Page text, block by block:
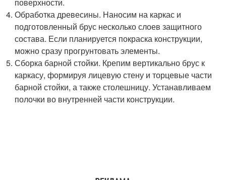
Обработка древесины. Наносим на каркас и
подготовленный брус несколько слоев защитного
состава. Если планируется покраска конструкции,
можно сразу прогрунтовать элементы.
Сборка барной стойки. Крепим вертикально брус к
каркасу, формируя лицевую стену и торцевые части
барной стойки, а также столешницу. Устанавливаем
полочки во внутренней части конструкции.